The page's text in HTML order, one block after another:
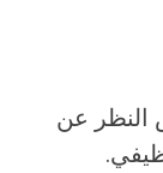
النظر عن